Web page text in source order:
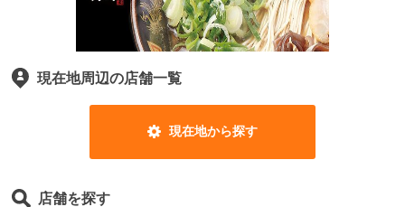
現在地周辺の店舗一覧
現在地から探す
店舗を探す